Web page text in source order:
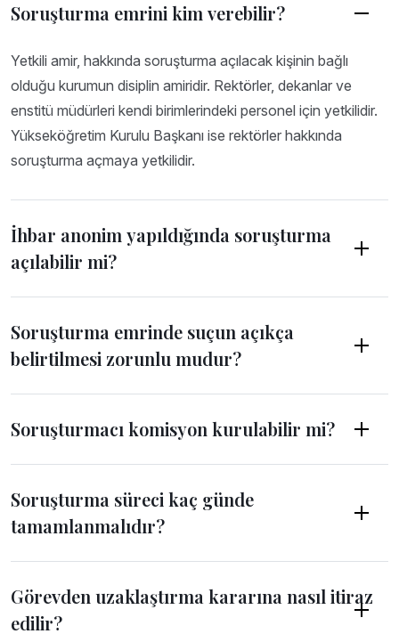
Soruşturma emrini kim verebilir?
Yetkili amir, hakkında soruşturma açılacak kişinin bağlı
olduğu kurumun disiplin amiridir. Rektörler, dekanlar ve
enstitü müdürleri kendi birimlerindeki personel için yetkilidir.
Yükseköğretim Kurulu Başkanı ise rektörler hakkında
soruşturma açmaya yetkilidir.
İhbar anonim yapıldığında soruşturma
açılabilir mi?
Soruşturma emrinde suçun açıkça
belirtilmesi zorunlu mudur?
Soruşturmacı komisyon kurulabilir mi?
Soruşturma süreci kaç günde
tamamlanmalıdır?
Görevden uzaklaştırma kararına nasıl itiraz
edilir?